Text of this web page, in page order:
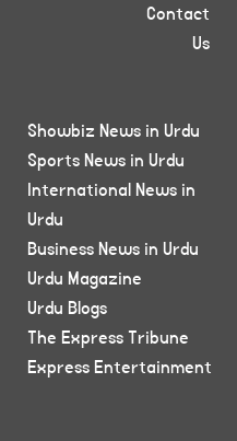
Contact
Us
Showbiz News in Urdu
Sports News in Urdu
International News in
Urdu
Business News in Urdu
Urdu Magazine
Urdu Blogs
The Express Tribune
Express Entertainment